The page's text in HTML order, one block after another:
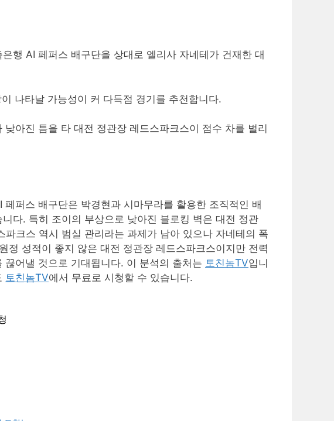
행 AI 페퍼스 배구단을 상대로 엘리사 자네테가 건재한 대
나타날 가능성이 커 다득점 경기를 추천합니다.
아진 틈을 타 대전 정관장 레드스파크스이 점수 차를 벌리
퍼스 배구단은 박경현과 시마무라를 활용한 조직적인 배
다. 특히 조이의 부상으로 낮아진 블로킹 벽은 대전 정관
크스 역시 범실 관리라는 과제가 남아 있으나 자네테의 폭
성적이 좋지 않은 대전 정관장 레드스파크스이지만 전력
어낼 것으로 기대됩니다. 이 분석의 출처는 토친놈TV입니
토친놈TV에서 무료로 시청할 수 있습니다.